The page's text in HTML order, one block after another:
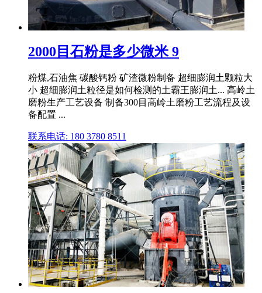
2000目石粉是多少微米 9
粉煤,石油焦 碳酸钙粉 矿渣微粉制备 超细膨润土颗粒大
小 超细膨润土粒径是如何检测的土霸王膨润土... 高岭土
磨粉生产工艺设备 制备300目高岭土磨粉工艺流程及设
备配置 ...
联系电话: 180 3780 8511